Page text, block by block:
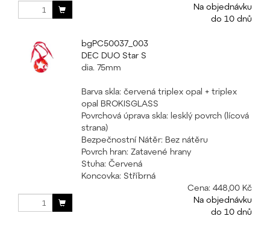
Na objednávku
do 10 dnů
bgPC50037_003
DEC DUO Star S
dia. 75mm
Barva skla: červená triplex opal + triplex
opal BROKISGLASS
Povrchová úprava skla: lesklý povrch (lícová
strana)
Bezpečnostní Nátěr: Bez nátěru
Povrch hran: Zatavené hrany
Stuha: Červená
Koncovka: Stříbrná
Cena: 448,00 Kč
Na objednávku
do 10 dnů